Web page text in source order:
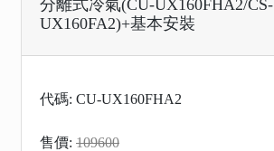
分離式冷氣(CU-UX160FHA2/CS-
UX160FA2)+基本安裝
代碼: CU-UX160FHA2
售價: 109600